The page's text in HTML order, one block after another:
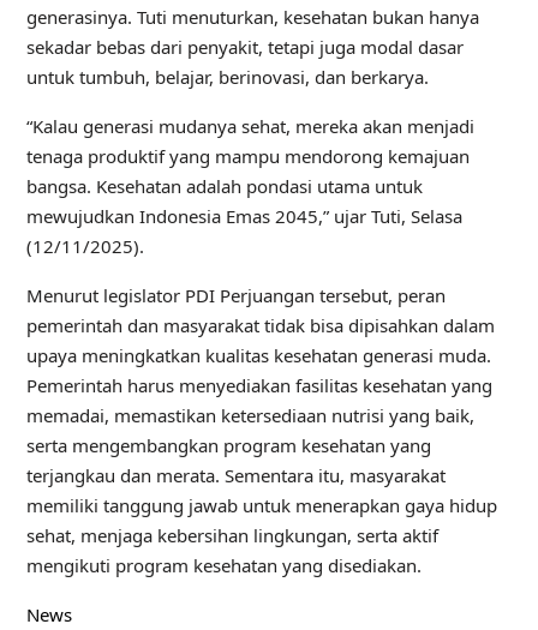
generasinya. Tuti menuturkan, kesehatan bukan hanya
sekadar bebas dari penyakit, tetapi juga modal dasar
untuk tumbuh, belajar, berinovasi, dan berkarya.
“Kalau generasi mudanya sehat, mereka akan menjadi
tenaga produktif yang mampu mendorong kemajuan
bangsa. Kesehatan adalah pondasi utama untuk
mewujudkan Indonesia Emas 2045,” ujar Tuti, Selasa
(12/11/2025).
Menurut legislator PDI Perjuangan tersebut, peran
pemerintah dan masyarakat tidak bisa dipisahkan dalam
upaya meningkatkan kualitas kesehatan generasi muda.
Pemerintah harus menyediakan fasilitas kesehatan yang
memadai, memastikan ketersediaan nutrisi yang baik,
serta mengembangkan program kesehatan yang
terjangkau dan merata. Sementara itu, masyarakat
memiliki tanggung jawab untuk menerapkan gaya hidup
sehat, menjaga kebersihan lingkungan, serta aktif
mengikuti program kesehatan yang disediakan.
News